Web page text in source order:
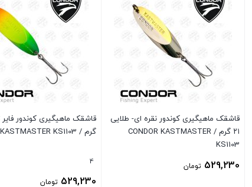
قاشقک ماهیگیری کوندور نقره ای- طلایی
۲۱ گرم / CONDOR KASTMASTER
KS1103
529,230 تومان
گرم / CONDOR KASTMASTER KS1103
4
529,230 تومان